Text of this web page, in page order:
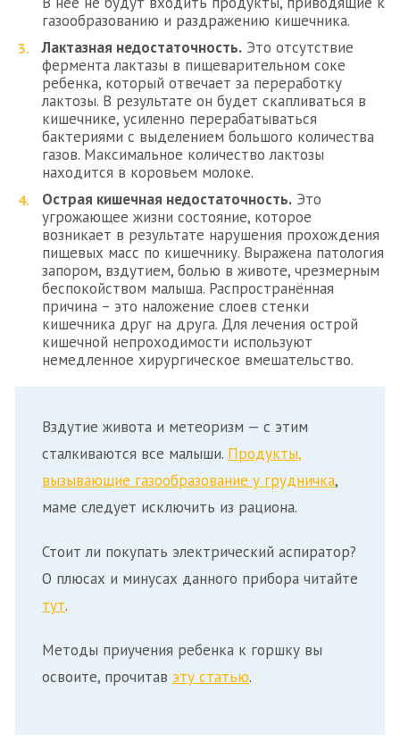
газообразованию и раздражению кишечника.
Лактазная недостаточность. Это отсутствие
фермента лактазы в пищеварительном соке
ребенка, который отвечает за переработку
лактозы. В результате он будет скапливаться в
кишечнике, усиленно перерабатываться
бактериями с выделением большого количества
газов. Максимальное количество лактозы
находится в коровьем молоке.
Острая кишечная недостаточность. Это
угрожающее жизни состояние, которое
возникает в результате нарушения прохождения
пищевых масс по кишечнику. Выражена патология
запором, вздутием, болью в животе, чрезмерным
беспокойством малыша. Распространённая
причина – это наложение слоев стенки
кишечника друг на друга. Для лечения острой
кишечной непроходимости используют
немедленное хирургическое вмешательство.
Вздутие живота и метеоризм — с этим
сталкиваются все малыши. Продукты,
вызывающие газообразование у грудничка,
маме следует исключить из рациона.
Стоит ли покупать электрический аспиратор?
О плюсах и минусах данного прибора читайте
тут.
Методы приучения ребенка к горшку вы
освоите, прочитав эту статью.